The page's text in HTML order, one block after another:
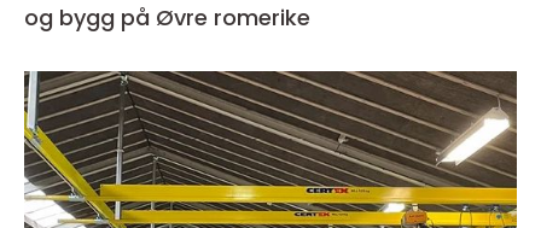
og bygg på Øvre romerike